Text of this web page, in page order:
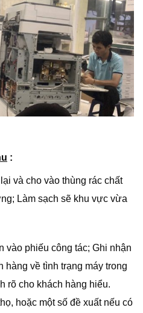
:
và cho vào thùng rác chất
Làm sạch sẽ khu vực vừa
vào phiếu công tác; Ghi nhận
hàng về tình trạng máy trong
rõ cho khách hàng hiểu.
hoặc một số đề xuất nếu có